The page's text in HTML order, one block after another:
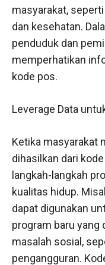
masyarakat,
dan kesehatan.
penduduk dan
memperhatikan
kode pos.
Leverage Data
Ketika masyarakat
dihasilkan dari
langkah-langkah
kualitas hidup.
dapat digunakan
program baru
masalah sosial,
pengangguran.